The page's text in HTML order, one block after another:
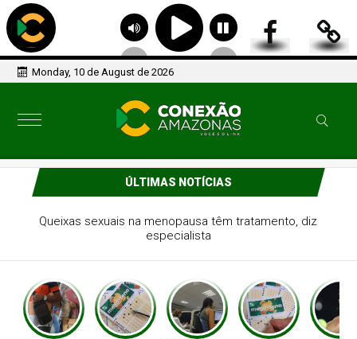
Monday, 10 de August de 2026
ÚLTIMAS NOTÍCIAS
Bolão de Fortaleza leva prêmio de R$ 164 milhões da
Mega-Sena